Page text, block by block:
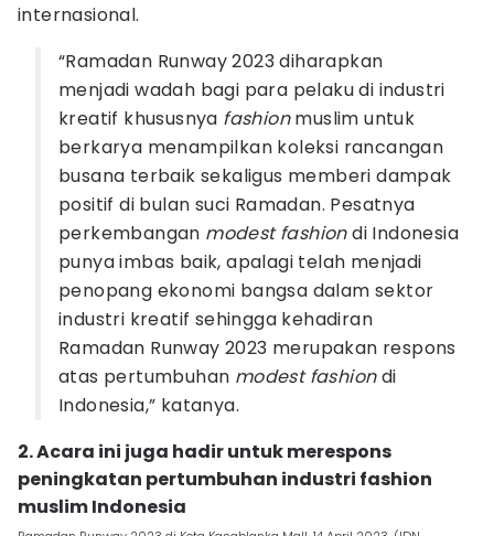
internasional.
“Ramadan Runway 2023 diharapkan
menjadi wadah bagi para pelaku di industri
kreatif khususnya fashionmuslim untuk
berkarya menampilkan koleksi rancangan
busana terbaik sekaligus memberi dampak
positif di bulan suci Ramadan. Pesatnya
perkembangan modest fashiondi Indonesia
punya imbas baik, apalagi telah menjadi
penopang ekonomi bangsa dalam sektor
industri kreatif sehingga kehadiran
Ramadan Runway 2023 merupakan respons
atas pertumbuhan modest fashiondi
Indonesia,” katanya.
2. Acara ini juga hadir untuk merespons
peningkatan pertumbuhan industri fashion
muslim Indonesia